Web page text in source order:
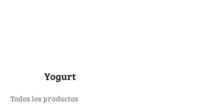
Yogurt
Todos los productos